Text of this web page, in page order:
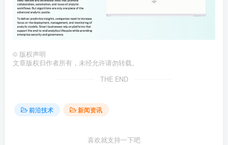
© 版权声明
文章版权归作者所有，未经允许请勿转载。
THE END
前沿技术 新闻资讯
喜欢就支持一下吧